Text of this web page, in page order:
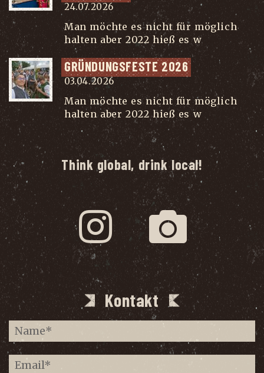
24.07.2026
Man möchte es nicht für möglich
halten aber 2022 hieß es w
GRÜN­DUNGS­FES­TE 2026
03.04.2026
Man möchte es nicht für möglich
halten aber 2022 hieß es w
Think global, drink local!
Kontakt